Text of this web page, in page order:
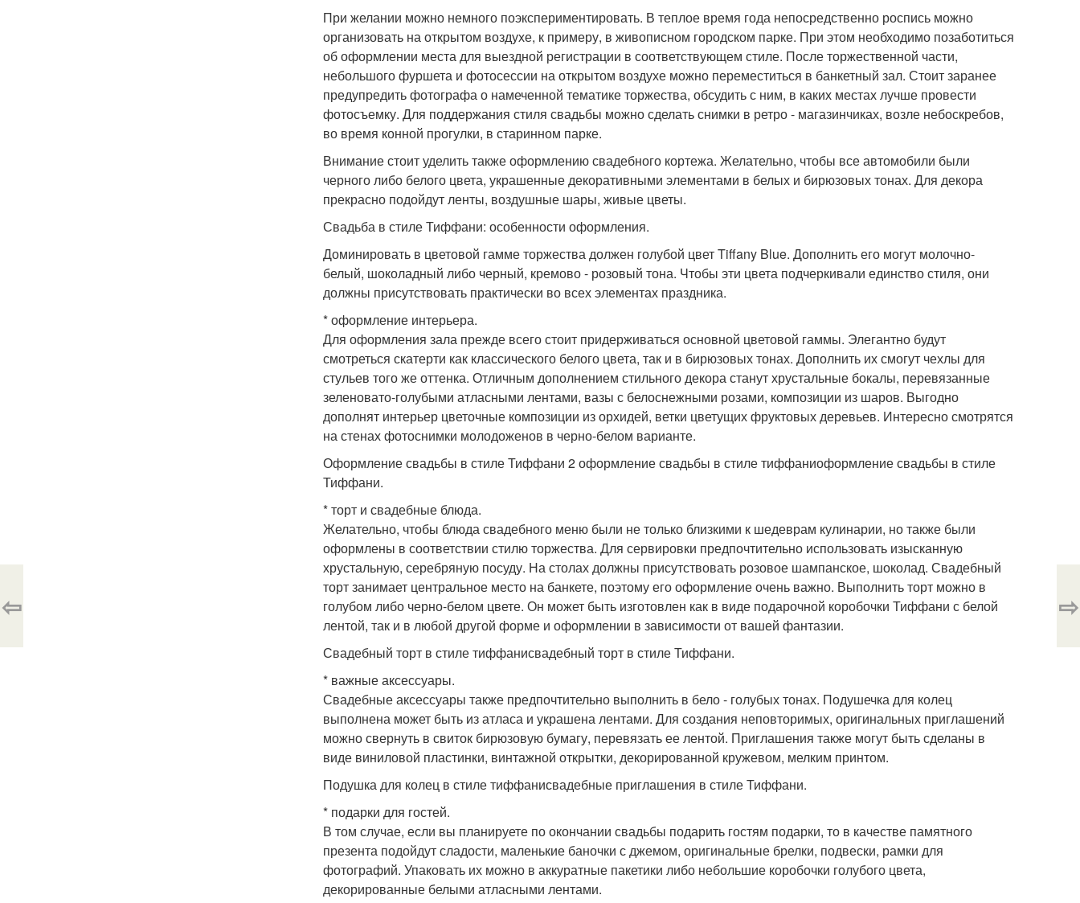
При желании можно немного поэкспериментировать. В теплое время года непосредственно роспись можно
организовать на открытом воздухе, к примеру, в живописном городском парке. При этом необходимо позаботиться
об оформлении места для выездной регистрации в соответствующем стиле. После торжественной части,
небольшого фуршета и фотосессии на открытом воздухе можно переместиться в банкетный зал. Стоит заранее
предупредить фотографа о намеченной тематике торжества, обсудить с ним, в каких местах лучше провести
фотосъемку. Для поддержания стиля свадьбы можно сделать снимки в ретро - магазинчиках, возле небоскребов,
во время конной прогулки, в старинном парке.
Внимание стоит уделить также оформлению свадебного кортежа. Желательно, чтобы все автомобили были
черного либо белого цвета, украшенные декоративными элементами в белых и бирюзовых тонах. Для декора
прекрасно подойдут ленты, воздушные шары, живые цветы.
Свадьба в стиле Тиффани: особенности оформления.
Доминировать в цветовой гамме торжества должен голубой цвет Tiffany Blue. Дополнить его могут молочно-
белый, шоколадный либо черный, кремово - розовый тона. Чтобы эти цвета подчеркивали единство стиля, они
должны присутствовать практически во всех элементах праздника.
* оформление интерьера.
Для оформления зала прежде всего стоит придерживаться основной цветовой гаммы. Элегантно будут
смотреться скатерти как классического белого цвета, так и в бирюзовых тонах. Дополнить их смогут чехлы для
стульев того же оттенка. Отличным дополнением стильного декора станут хрустальные бокалы, перевязанные
зеленовато-голубыми атласными лентами, вазы с белоснежными розами, композиции из шаров. Выгодно
дополнят интерьер цветочные композиции из орхидей, ветки цветущих фруктовых деревьев. Интересно смотрятся
на стенах фотоснимки молодоженов в черно-белом варианте.
Оформление свадьбы в стиле Тиффани 2 оформление свадьбы в стиле тиффаниоформление свадьбы в стиле
Тиффани.
* торт и свадебные блюда.
Желательно, чтобы блюда свадебного меню были не только близкими к шедеврам кулинарии, но также были
оформлены в соответствии стилю торжества. Для сервировки предпочтительно использовать изысканную
хрустальную, серебряную посуду. На столах должны присутствовать розовое шампанское, шоколад. Свадебный
торт занимает центральное место на банкете, поэтому его оформление очень важно. Выполнить торт можно в
голубом либо черно-белом цвете. Он может быть изготовлен как в виде подарочной коробочки Тиффани с белой
лентой, так и в любой другой форме и оформлении в зависимости от вашей фантазии.
Свадебный торт в стиле тиффанисвадебный торт в стиле Тиффани.
* важные аксессуары.
Свадебные аксессуары также предпочтительно выполнить в бело - голубых тонах. Подушечка для колец
выполнена может быть из атласа и украшена лентами. Для создания неповторимых, оригинальных приглашений
можно свернуть в свиток бирюзовую бумагу, перевязать ее лентой. Приглашения также могут быть сделаны в
виде виниловой пластинки, винтажной открытки, декорированной кружевом, мелким принтом.
Подушка для колец в стиле тиффанисвадебные приглашения в стиле Тиффани.
* подарки для гостей.
В том случае, если вы планируете по окончании свадьбы подарить гостям подарки, то в качестве памятного
презента подойдут сладости, маленькие баночки с джемом, оригинальные брелки, подвески, рамки для
фотографий. Упаковать их можно в аккуратные пакетики либо небольшие коробочки голубого цвета,
декорированные белыми атласными лентами.
⇦ ⇨